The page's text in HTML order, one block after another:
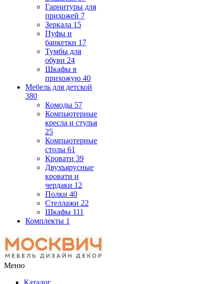
Гарнитуры для
прихожей 7
Зеркала 15
Пуфы и
банкетки 17
Тумбы для
обуви 24
Шкафы в
прихожую 40
Мебель для детской
380
Комоды 57
Компьютерные
кресла и стулья
25
Компьютерные
столы 61
Кровати 39
Двухъярусные
кровати и
чердаки 12
Полки 40
Стеллажи 22
Шкафы 111
Комплекты 1
Меню
Каталог